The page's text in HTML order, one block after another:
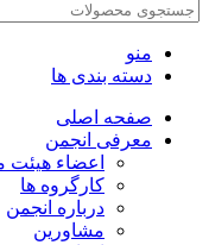
منو
دسته بندی ها
صفحه اصلی
معرفی انجمن
اعضاء هیئت
کارگروه ها
درباره انجمن
مشاورین